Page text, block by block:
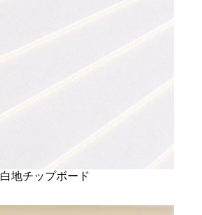
白地チップボード